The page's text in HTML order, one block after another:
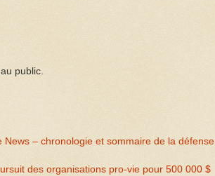
public.
News – chronologie et sommaire de la défense
des organisations pro-vie pour 500 000 $